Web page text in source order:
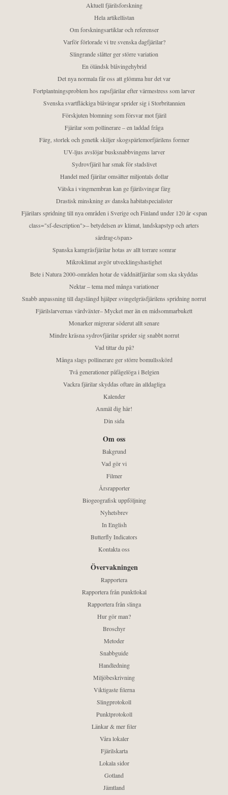
Aktuell fjärilsforskning
Hela artikellistan
Om forskningsartiklar och referenser
Varför förlorade vi tre svenska dagfjärilar?
Slingrande slåtter ger större variation
En öländsk blåvingehybrid
Det nya normala får oss att glömma hur det var
Fortplantningsproblem hos rapsfjärilar efter värmestress som larver
Svenska svartfläckiga blåvingar sprider sig i Storbritannien
Förskjuten blomning som försvar mot fjäril
Fjärilar som pollinerare – en laddad fråga
Färg, storlek och genetik skiljer skogspärlemorfjärilens former
UV-ljus avslöjar busksnabbvingens larver
Sydrovfjäril har smak för stadslivet
Handel med fjärilar omsätter miljontals dollar
Vätska i vingmembran kan ge fjärilsvingar färg
Drastisk minskning av danska habitatspecialister
Fjärilars spridning till nya områden i Sverige och Finland under 120 år <span
class="sf-description">– betydelsen av klimat, landskapstyp och arters
särdrag</span>
Spanska kamgräsfjärilar hotas av allt torrare somrar
Mikroklimat avgör utvecklingshastighet
Bete i Natura 2000-områden hotar de väddnätfjärilar som ska skyddas
Nektar – tema med många variationer
Snabb anpassning till dagslängd hjälper svingelgräsfjärilens spridning norrut
Fjärilslarvernas värdväxter– Mycket mer än en midsommarbukett
Monarker migrerar söderut allt senare
Mindre kräsna sydrovfjärilar sprider sig snabbt norrut
Vad tittar du på?
Många slags pollinerare ger större bomullsskörd
Två generationer påfågelöga i Belgien
Vackra fjärilar skyddas oftare än alldagliga
Kalender
Anmäl dig här!
Din sida
Om oss
Bakgrund
Vad gör vi
Filmer
Årsrapporter
Biogeografisk uppföljning
Nyhetsbrev
In English
Butterfly Indicators
Kontakta oss
Övervakningen
Rapportera
Rapportera från punktlokal
Rapportera från slinga
Hur gör man?
Broschyr
Metoder
Snabbguide
Handledning
Miljöbeskrivning
Viktigaste filerna
Slingprotokoll
Punktprotokoll
Länkar & mer filer
Våra lokaler
Fjärilskarta
Lokala sidor
Gotland
Jämtland